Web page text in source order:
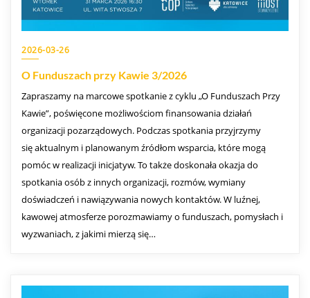
2026-03-26
O Funduszach przy Kawie 3/2026
Zapraszamy na marcowe spotkanie z cyklu „O Funduszach Przy
Kawie”, poświęcone możliwościom finansowania działań
organizacji pozarządowych. Podczas spotkania przyjrzymy
się aktualnym i planowanym źródłom wsparcia, które mogą
pomóc w realizacji inicjatyw. To także doskonała okazja do
spotkania osób z innych organizacji, rozmów, wymiany
doświadczeń i nawiązywania nowych kontaktów. W luźnej,
kawowej atmosferze porozmawiamy o funduszach, pomysłach i
wyzwaniach, z jakimi mierzą się…